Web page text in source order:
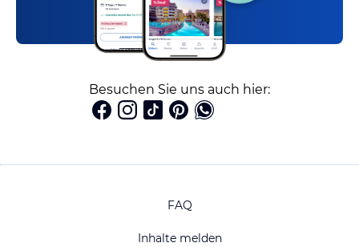
Besuchen Sie uns auch hier:
FAQ
Inhalte melden